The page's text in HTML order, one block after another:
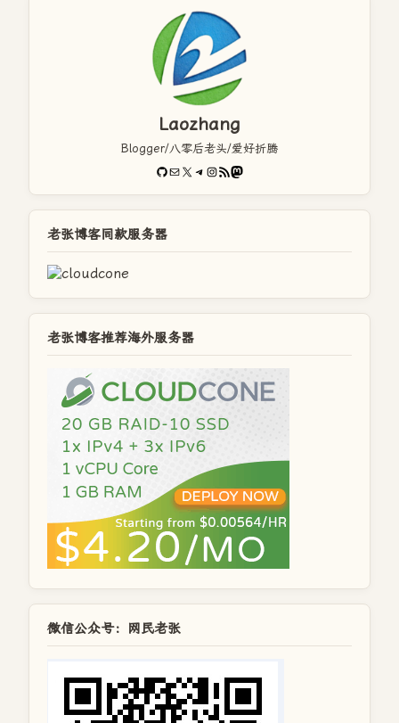
Laozhang
Blogger/八零后老头/爱好折腾
GitHub
电子邮件X Telegram
Instagram
RSS FeedMastodon
老张博客同款服务器
老张博客推荐海外服务器
微信公众号：网民老张